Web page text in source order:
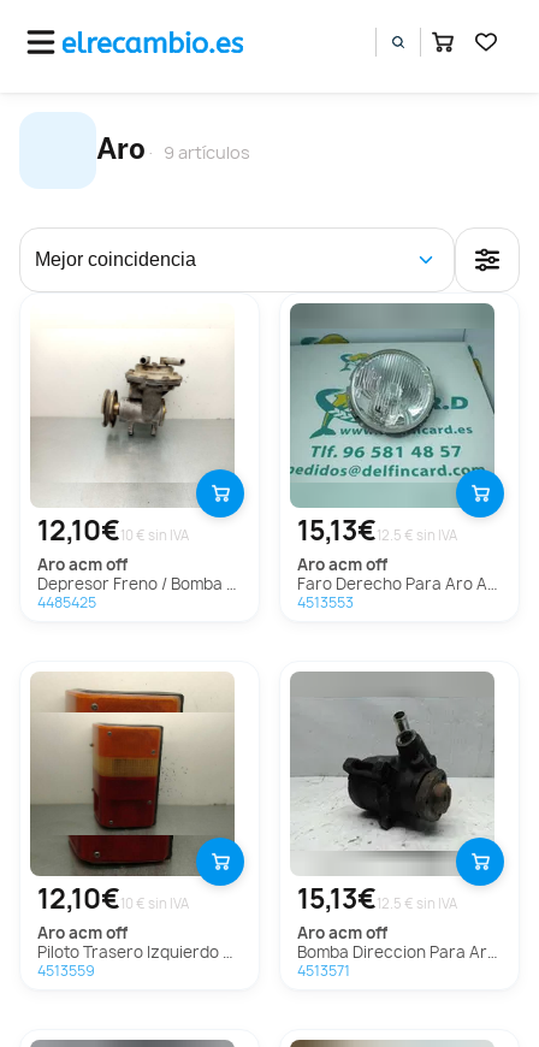
Aro 9 artículos
12,10€10 € sin IVA
aroacm off
Depresor Freno / Bomba Vacio para Aro Acm Off
4485425
15,13€12.5 € sin IVA
aroacm off
Faro Derecho Para Aro Acm Off
4513553
12,10€10 € sin IVA
aroacm off
Piloto Trasero Izquierdo para Aro Acm Off
4513559
15,13€12.5 € sin IVA
aroacm off
Bomba Direccion Para Aro Acm Off
4513571